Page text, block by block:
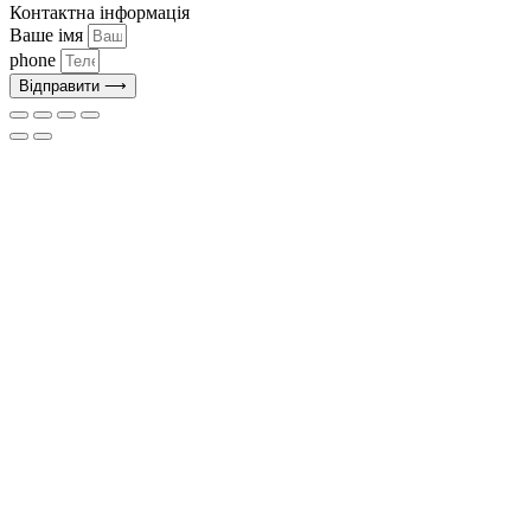
Контактна інформація
Ваше імя
phone
Відправити ⟶